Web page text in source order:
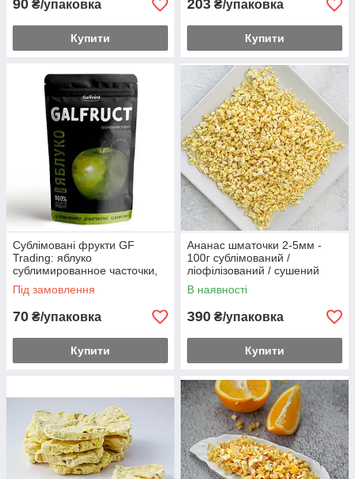
90 ₴/упаковка
Купити
203 ₴/упаковка
Купити
Сублімовані фрукти GF
Trading: яблуко
сублимированное часточки,
15г, Україна ТМ "GF", зелене
Під замовлення
70 ₴/упаковка
Купити
Ананас шматочки 2-5мм -
100г сублімований /
ліофілізований / сушений
натуральний
В наявності
390 ₴/упаковка
Купити